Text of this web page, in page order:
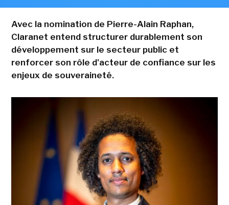
Avec la nomination de Pierre-Alain Raphan,
Claranet entend structurer durablement son
développement sur le secteur public et
renforcer son rôle d'acteur de confiance sur les
enjeux de souveraineté.